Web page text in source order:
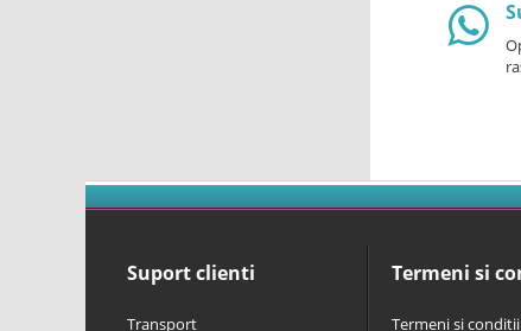
Suport clienti
Transport
Termeni si
Termeni si conditii